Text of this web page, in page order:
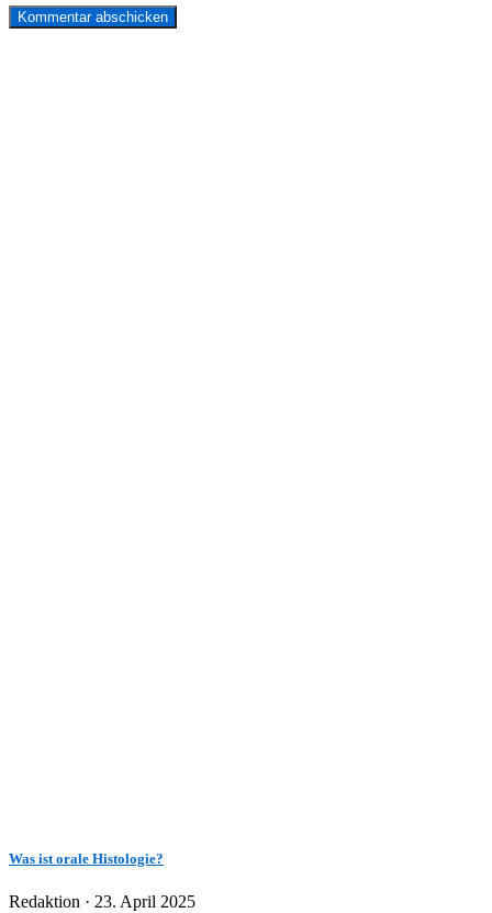
Was ist orale Histologie?
Redaktion · Veröffentlicht
23. April 2025